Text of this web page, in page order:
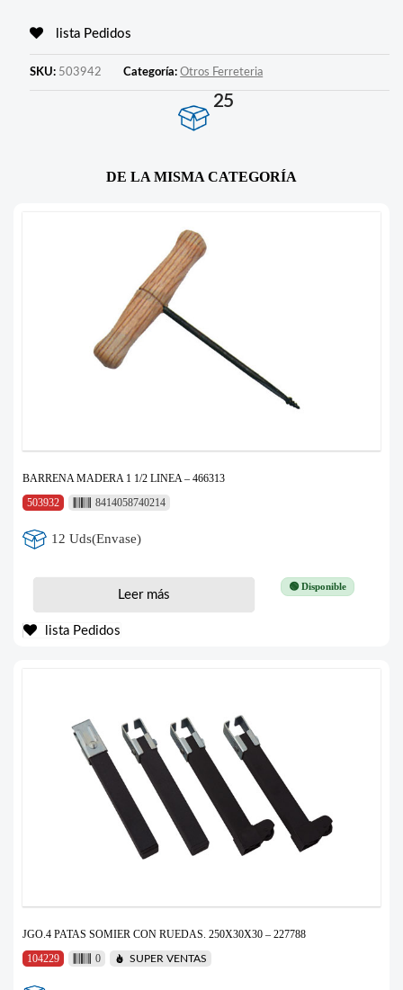
lista Pedidos
SKU: 503942 Categoría:Otros Ferreteria
25
DE LA MISMA CATEGORÍA
BARRENA MADERA 1 1/2 LINEA – 466313
503932
8414058740214
12 Uds(Envase)
🟢 Disponible
Leer más
lista Pedidos
JGO.4 PATAS SOMIER CON RUEDAS. 250X30X30 – 227788
104229
0 SUPER VENTAS